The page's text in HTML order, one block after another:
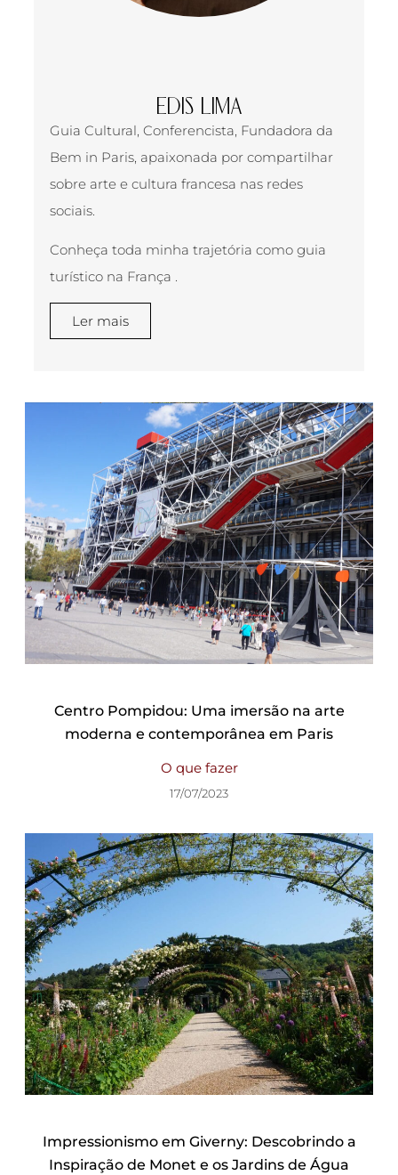
EDIS LIMA
Guia Cultural, Conferencista, Fundadora da
Bem in Paris, apaixonada por compartilhar
sobre arte e cultura francesa nas redes
sociais.
Conheça toda minha trajetória como guia
turístico na França .
Ler mais
Centro Pompidou: Uma imersão na arte
moderna e contemporânea em Paris
O que fazer
17/07/2023
Impressionismo em Giverny: Descobrindo a
Inspiração de Monet e os Jardins de Água